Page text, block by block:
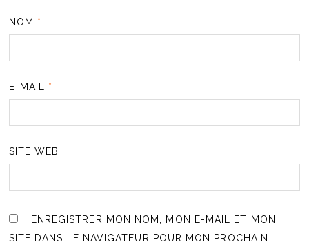
NOM *
E-MAIL *
SITE WEB
ENREGISTRER MON NOM, MON E-MAIL ET MON
SITE DANS LE NAVIGATEUR POUR MON PROCHAIN